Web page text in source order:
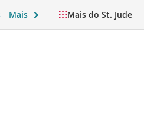
Mais Mais do St. Jude